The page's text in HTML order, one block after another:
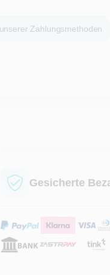
Zahlungsmethoden
Gesicherte